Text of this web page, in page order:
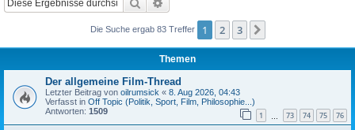
Die Suche ergab 83 Treffer 1 2 3
Themen
Der allgemeine Film-Thread
Letzter Beitrag von oilrumsick « 8. Aug 2026, 04:43
Verfasst in Off Topic (Politik, Sport, Film, Philosophie...)
Antworten: 1509 1 73 74 75 76